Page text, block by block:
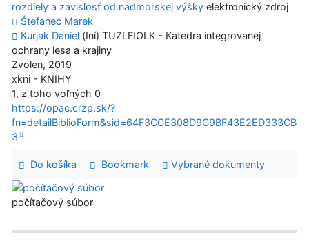
rozdiely a závislosť od nadmorskej výšky elektronický zdroj
Štefanec Marek
Kurjak Daniel (Iní) TUZLFIOLK - Katedra integrovanej
ochrany lesa a krajiny
Zvolen, 2019
xkni - KNIHY
1, z toho voľných 0
https://opac.crzp.sk/?
fn=detailBiblioForm&sid=64F3CCE308D9C9BF43E2ED333CB
3
Do košíka Bookmark Vybrané dokumenty
počítačový súbor